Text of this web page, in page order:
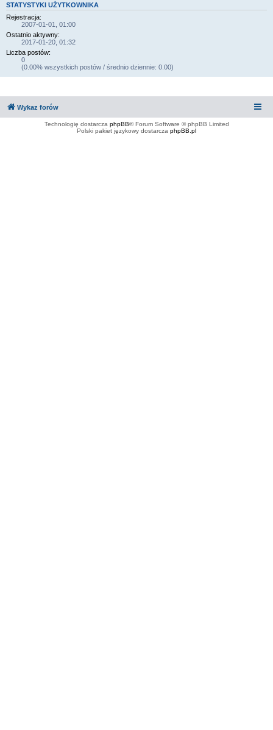
STATYSTYKI UŻYTKOWNIKA
Rejestracja:
2007-01-01, 01:00
Ostatnio aktywny:
2017-01-20, 01:32
Liczba postów:
0
(0.00% wszystkich postów / średnio dziennie: 0.00)
Wykaz forów
Technologię dostarcza phpBB® Forum Software © phpBB Limited
Polski pakiet językowy dostarcza phpBB.pl